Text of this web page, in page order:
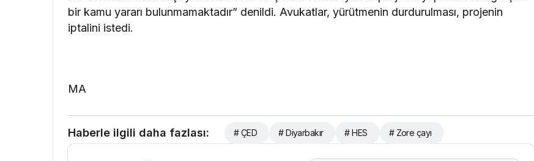
bir kamu yararı bulunmamaktadır” denildi. Avukatlar, yürütmenin durdurulması, projenin
iptalini istedi.
MA
Haberle ilgili daha fazlası: # ÇED # Diyarbakır # HES # Zore çayı